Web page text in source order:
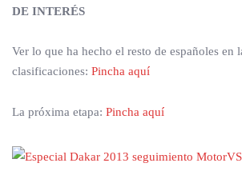
DE INTERÉS
Ver lo que ha hecho el resto de españoles en
clasificaciones: Pincha aquí
La próxima etapa: Pincha aquí